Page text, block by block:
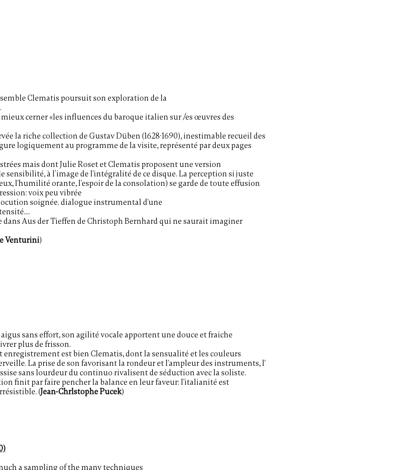
Clematis poursuit son exploration de la
mieuxcerner «les influences du baroque italien sur /es œuvres des
la riche collection de Gustav Düben (1628·1690), inestimable recueil des
logiquement au programme de la visite, représenté par deux pages
mais dont Julie Roset et Clematis proposent une version
sensibilité, à l’image de l'intégralité de ce disque. La perception si juste
l'humilité orante, l'espoir de la consolation) se garde de toute effusion
voix peu vibrée
soignée. dialogue instrumental d'une
dans Aus der Tieffen de Christoph Bernhard qui ne saurait imaginer
Venturini)
sans effort, son agilité vocale apportent une douce et fraiche
plus de frisson.
enregistrement est bien Clematis, dont la sensualité et lescouleurs
La prise de son favorisant la rondeur et l'ampleur des instruments, l'
sans lourdeur du continuo rivalisent de séduction avec la soliste.
finit par faire pencher la balance en leur faveur: l'italianité est
(Jean-Chrlstophe Pucek)
a sampling of the many techniques